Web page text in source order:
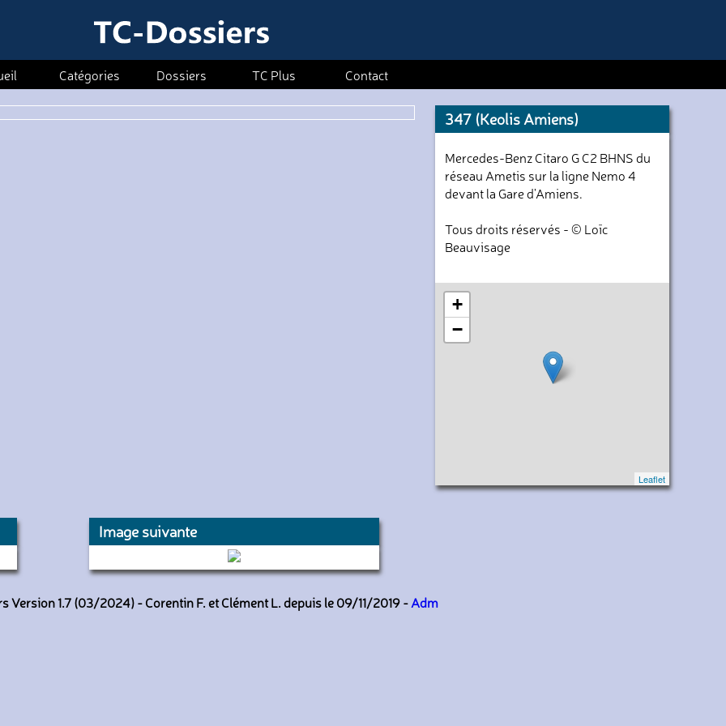
Catégories Dossiers TC Plus Contact
347 (Keolis Amiens)
Mercedes-Benz Citaro G C2 BHNS du
réseau Ametis sur la ligne Nemo 4
devant la Gare d'Amiens.
Tous droits réservés - © Loïc
Beauvisage
+
−
Leaflet
Image suivante
716 (Keolis Amiens)
Version 1.7 (03/2024) - Corentin F. et Clément L. depuis le 09/11/2019 -Adm